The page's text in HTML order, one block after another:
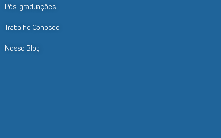
Pós-graduações
Trabalhe Conosco
Nosso Blog